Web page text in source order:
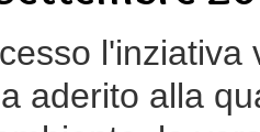
aderito alla